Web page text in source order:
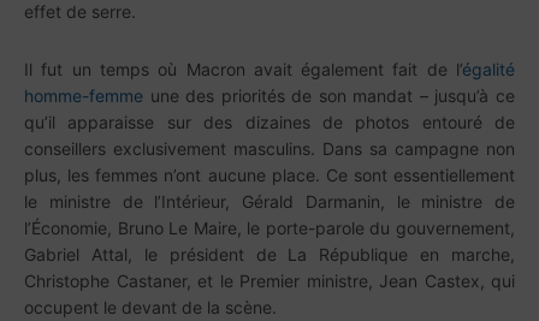
effet de serre.
Il fut un temps où Macron avait également fait de l’égalité
homme-femme une des priorités de son mandat – jusqu’à ce
qu’il apparaisse sur des dizaines de photos entouré de
conseillers exclusivement masculins. Dans sa campagne non
plus, les femmes n’ont aucune place. Ce sont essentiellement
le ministre de l’Intérieur, Gérald Darmanin, le ministre de
l’Économie, Bruno Le Maire, le porte-parole du gouvernement,
Gabriel Attal, le président de La République en marche,
Christophe Castaner, et le Premier ministre, Jean Castex, qui
occupent le devant de la scène.